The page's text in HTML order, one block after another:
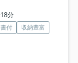
分
付
収納豊富